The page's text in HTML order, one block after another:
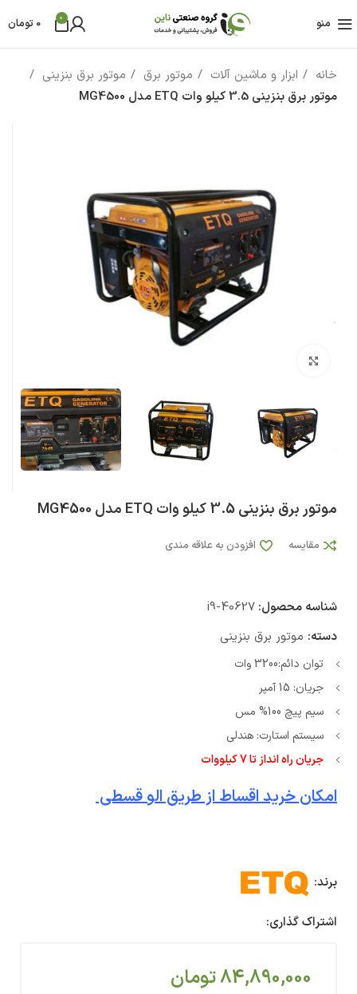
منو 0
0 تومان
خانه ابزار و ماشین آلات موتور برق
موتور برق بنزینی
موتور برق بنزینی 3.5 کیلو وات ETQ مدل MG4500
موتور برق بنزینی 3.5 کیلو وات ETQ مدل MG4500
مقایسه افزودن به علاقه مندی
شناسه محصول: i9-40627
دسته: موتور برق بنزینی
توان دائم:3200 وات
جریان: 15 آمپر
سیم پیچ 100% مس
سیستم استارت: هندلی
جریان راه انداز تا 7 کیلووات
امکان خرید اقساط از طریق الو قسطی
برند:
اشتراک گذاری:
84,890,000تومان